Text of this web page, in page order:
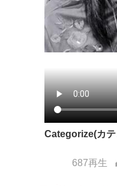
Categorize(カテ
687再生